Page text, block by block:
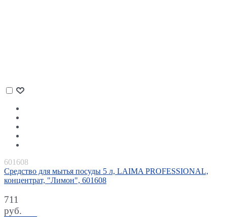
601608
Средство для мытья посуды 5 л, LAIMA PROFESSIONAL,
концентрат, "Лимон", 601608
711
руб.